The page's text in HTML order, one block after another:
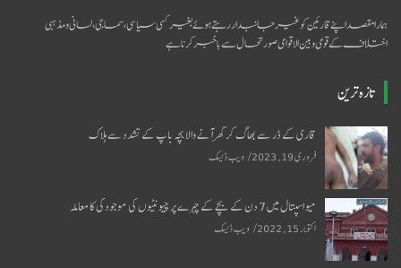
ہمارا مقصد اپنے قارئین کو غیر جانبدار رہتے ہوئے بغیر کسی سیاسی ،سماجی ،لسانی و مذہبی
اختلاف کے قومی و بین الاقوامی صورتحال سےباخبر کرنا ہے
تازہ ترین
قاری کے ڈر سے بھاگ کر گھر آنے والا بچہ باپ کے تشدد سے ہلاک
فروری 19, 2023 ویب ڈیسک
میو اسپتال میں 7 دن کے بچے کے چہرے پر چیونٹیوں کی موجودگی کا معاملہ
اکتوبر 15, 2022 ویب ڈیسک